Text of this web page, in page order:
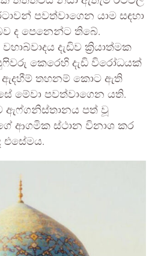
පවත්වාගෙන යාම සඳහා
ද පෙනෙන්ට තිබේ.
දැඩිව ක්‍රියාත්මක
කෙරෙහි දැඩි විරෝධයක්
ඇදහීම් තහනම් කොට ඇති
මේවා පවත්වාගෙන යති.
ඇෆ්ගනිස්තානය පත් වූ
ආගමික ස්ථාන විනාශ කර
එසේමය.